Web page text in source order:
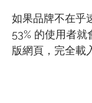
如果品牌不在乎
53% 的使用者
版網頁，完全載